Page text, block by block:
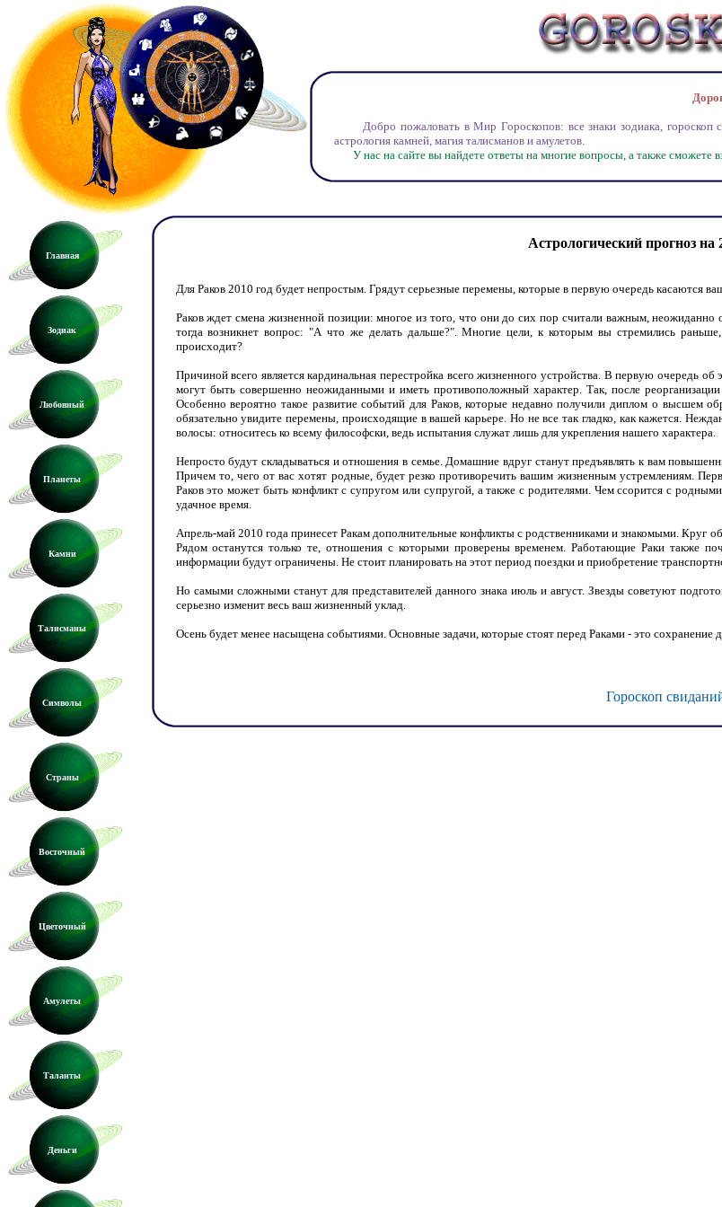
Добро пожаловать в Мир Гороскопов: все знаки зодиака, гороскоп
астрология камней, магия талисманов и амулетов.
У нас на сайте вы найдете ответы на многие вопросы, а также сможете
Главная
Зодиак
Любовный
Планеты
Камни
Талисманы
Символы
Страны
Восточный
Цветочный
Амулеты
Таланты
Деньги
Астрологический прогноз на
Для Раков 2010 год будет непростым. Грядут серьезные перемены, которые в первую очередь касаются
Раков ждет смена жизненной позиции: многое из того, что они до сих пор считали важным,
тогда возникнет вопрос: "А что же делать дальше?". Многие цели, к которым вы стремились
происходит?
Причиной всего является кардинальная перестройка всего жизненного устройства. В первую очередь
могут быть совершенно неожиданными и иметь противоположный характер. Так, после
Особенно вероятно такое развитие событий для Раков, которые недавно получили диплом о высшем
обязательно увидите перемены, происходящие в вашей карьере. Но не все так гладко, как кажется.
волосы: относитесь ко всему философски, ведь испытания служат лишь для укрепления нашего характера.
Непросто будут складываться и отношения в семье. Домашние вдруг станут предъявлять к вам
Причем то, чего от вас хотят родные, будет резко противоречить вашим жизненным устремлениям.
Раков это может быть конфликт с супругом или супругой, а также с родителями. Чем ссорится с
удачное время.
Апрель-май 2010 года принесет Ракам дополнительные конфликты с родственниками и знакомыми.
Рядом останутся только те, отношения с которыми проверены временем. Работающие Раки также
информации будут ограничены. Не стоит планировать на этот период поездки и приобретение
Но самыми сложными станут для представителей данного знака июль и август. Звезды советуют
серьезно изменит весь ваш жизненный уклад.
Осень будет менее насыщена событиями. Основные задачи, которые стоят перед Раками - это сохранение
Гороскоп